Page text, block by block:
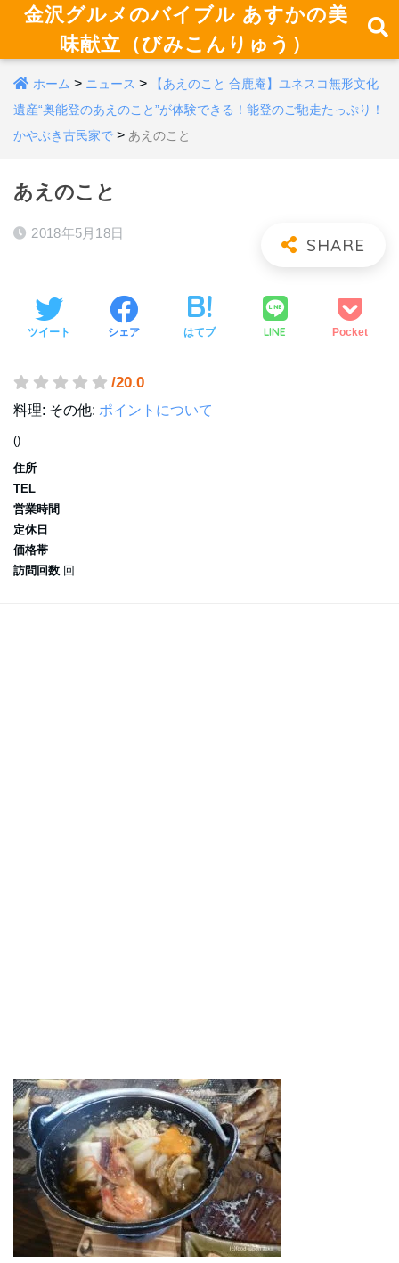
金沢グルメのバイブル あすかの美
味献立（びみこんりゅう）
ホーム > ニュース >
【あえのこと 合鹿庵】ユネスコ無形文化
遺産“奥能登のあえのこと”が体験できる！能登のご馳走たっぷり！
かやぶき古民家で > あえのこと
あえのこと
2018年5月18日
ツイート シェア はてブ LINE Pocket
/20.0
料理: その他: ポイントについて
()
住所
TEL
営業時間
定休日
価格帯
訪問回数 回